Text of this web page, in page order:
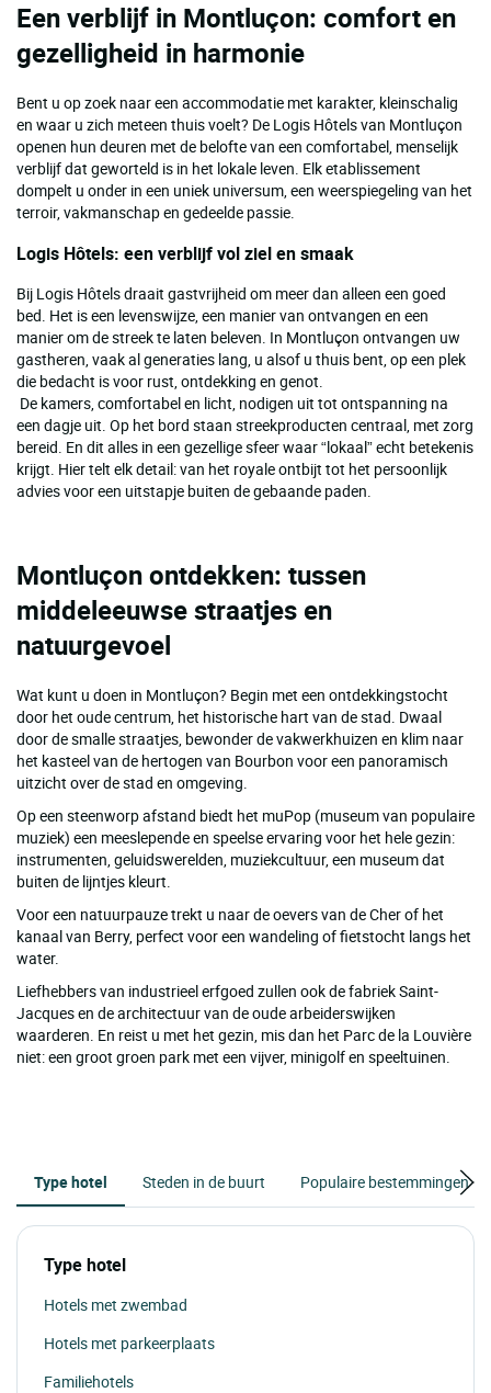
Een verblijf in Montluçon: comfort en
gezelligheid in harmonie
Bent u op zoek naar een accommodatie met karakter, kleinschalig
en waar u zich meteen thuis voelt? De Logis Hôtels van Montluçon
openen hun deuren met de belofte van een comfortabel, menselijk
verblijf dat geworteld is in het lokale leven. Elk etablissement
dompelt u onder in een uniek universum, een weerspiegeling van het
terroir, vakmanschap en gedeelde passie.
Logis Hôtels: een verblijf vol ziel en smaak
Bij Logis Hôtels draait gastvrijheid om meer dan alleen een goed
bed. Het is een levenswijze, een manier van ontvangen en een
manier om de streek te laten beleven. In Montluçon ontvangen uw
gastheren, vaak al generaties lang, u alsof u thuis bent, op een plek
die bedacht is voor rust, ontdekking en genot.
De kamers, comfortabel en licht, nodigen uit tot ontspanning na
een dagje uit. Op het bord staan streekproducten centraal, met zorg
bereid. En dit alles in een gezellige sfeer waar “lokaal” echt betekenis
krijgt. Hier telt elk detail: van het royale ontbijt tot het persoonlijk
advies voor een uitstapje buiten de gebaande paden.
Montluçon ontdekken: tussen
middeleeuwse straatjes en
natuurgevoel
Wat kunt u doen in Montluçon? Begin met een ontdekkingstocht
door het oude centrum, het historische hart van de stad. Dwaal
door de smalle straatjes, bewonder de vakwerkhuizen en klim naar
het kasteel van de hertogen van Bourbon voor een panoramisch
uitzicht over de stad en omgeving.
Op een steenworp afstand biedt het muPop (museum van populaire
muziek) een meeslepende en speelse ervaring voor het hele gezin:
instrumenten, geluidswerelden, muziekcultuur, een museum dat
buiten de lijntjes kleurt.
Voor een natuurpauze trekt u naar de oevers van de Cher of het
kanaal van Berry, perfect voor een wandeling of fietstocht langs het
water.
Liefhebbers van industrieel erfgoed zullen ook de fabriek Saint-
Jacques en de architectuur van de oude arbeiderswijken
waarderen. En reist u met het gezin, mis dan het Parc de la Louvière
niet: een groot groen park met een vijver, minigolf en speeltuinen.
Type hotel Steden in de buurt Populaire bestemmingen
Type hotel
Hotels met zwembad
Hotels met parkeerplaats
Familiehotels